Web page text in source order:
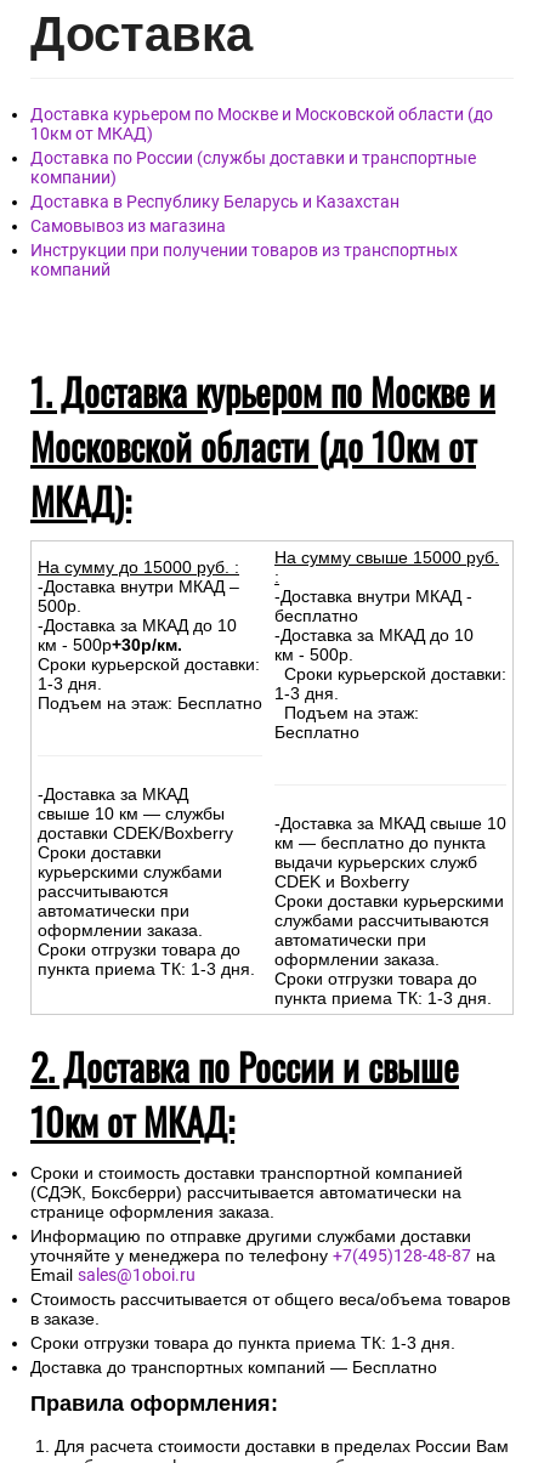
Доставка
Доставка курьером по Москве и Московской области (до
10км от МКАД)
Доставка по России (службы доставки и транспортные
компании)
Доставка в Республику Беларусь и Казахстан
Самовывоз из магазина
Инструкции при получении товаров из транспортных
компаний
1. Доставка курьером по Москве и
Московской области (до 10км от
МКАД):
На сумму до 15000 руб. :
-Доставка внутри МКАД –
500р.
-Доставка за МКАД до 10
км - 500р+30р/км.
Сроки курьерской доставки:
1-3 дня.
Подъем на этаж: Бесплатно
-Доставка за МКАД
свыше 10 км — службы
доставки CDEK/Boxberry
Сроки доставки
курьерскими службами
рассчитываются
автоматически при
оформлении заказа.
Сроки отгрузки товара до
пункта приема ТК: 1-3 дня.
На сумму свыше 15000 руб.
:
-Доставка внутри МКАД -
бесплатно
-Доставка за МКАД до 10
км - 500р.
Сроки курьерской доставки:
1-3 дня.
Подъем на этаж:
Бесплатно
-Доставка за МКАД свыше 10
км — бесплатно до пункта
выдачи курьерских служб
CDEK и Boxberry
Сроки доставки курьерскими
службами рассчитываются
автоматически при
оформлении заказа.
Сроки отгрузки товара до
пункта приема ТК: 1-3 дня.
2. Доставка по России и свыше
10км от МКАД:
Сроки и стоимость доставки транспортной компанией
(СДЭК, Боксберри) рассчитывается автоматически на
странице оформления заказа.
Информацию по отправке другими службами доставки
уточняйте у менеджера по телефону +7(495)128-48-87 на
Email sales@1oboi.ru
Стоимость рассчитывается от общего веса/объема товаров
в заказе.
Сроки отгрузки товара до пункта приема ТК: 1-3 дня.
Доставка до транспортных компаний — Бесплатно
Правила оформления:
Для расчета стоимости доставки в пределах России Вам